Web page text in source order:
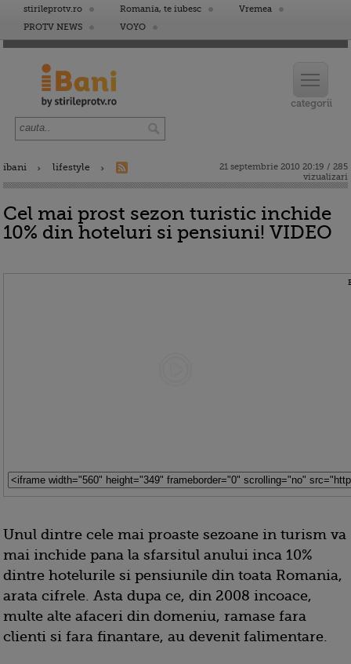
stirileprotv.ro Romania, te iubesc
Vremea
PROTV NEWS
VOYO
ibani lifestyle
21 septembrie 2010 20:19 / 285
vizualizari
Cel mai prost sezon turistic inchide
10% din hoteluri si pensiuni! VIDEO
Unul dintre cele mai proaste sezoane in turism va
mai inchide pana la sfarsitul anului inca 10%
dintre hotelurile si pensiunile din toata Romania,
arata cifrele. Asta dupa ce, din 2008 incoace,
multe alte afaceri din domeniu, ramase fara
clienti si fara finantare, au devenit falimentare.